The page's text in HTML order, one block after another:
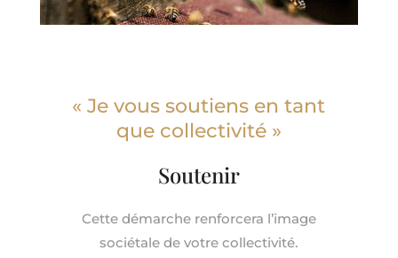
« Je vous soutiens en tant
que collectivité »
Soutenir
Cette démarche renforcera l’image
sociétale de votre collectivité.